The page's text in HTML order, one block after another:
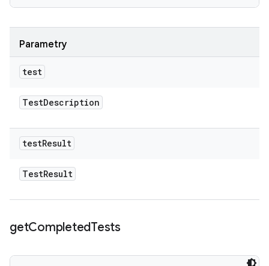
Parametry
test
TestDescription
testResult
TestResult
getCompletedTests